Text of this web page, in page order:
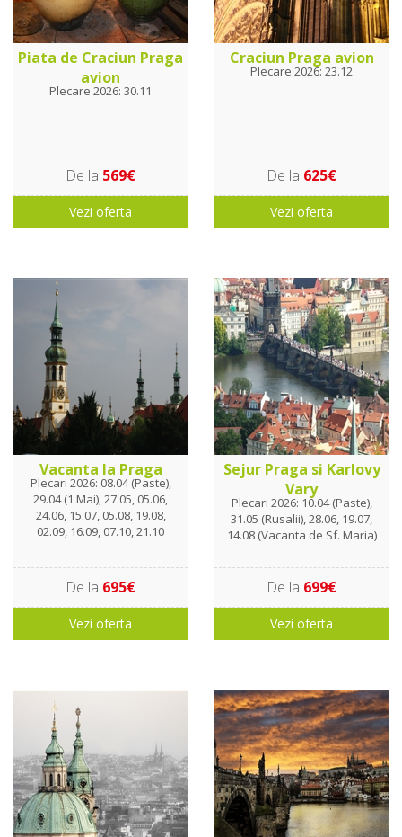
Piata de Craciun Praga
avion
Plecare 2026: 30.11
De la 569€
Vezi oferta
Craciun Praga avion
Plecare 2026: 23.12
De la 625€
Vezi oferta
Vacanta la Praga
Plecari 2026: 08.04 (Paste),
29.04 (1 Mai), 27.05, 05.06,
24.06, 15.07, 05.08, 19.08,
02.09, 16.09, 07.10, 21.10
De la 695€
Vezi oferta
Sejur Praga si Karlovy
Vary
Plecari 2026: 10.04 (Paste),
31.05 (Rusalii), 28.06, 19.07,
14.08 (Vacanta de Sf. Maria)
De la 699€
Vezi oferta